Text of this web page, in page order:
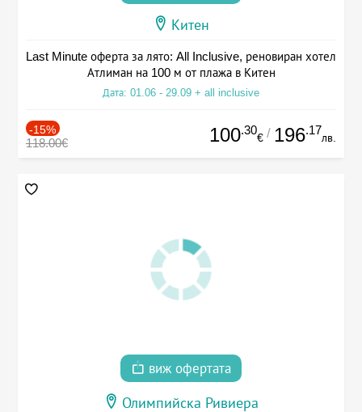
Китен
Last Minute оферта за лято: All Inclusive, реновиран хотел
Атлиман на 100 м от плажа в Китен
Дата: 01.06 - 29.09 + all inclusive
-15%
118.00€ 100.30
€ / 196.17
лв.
виж офертата
Олимпийска Ривиера